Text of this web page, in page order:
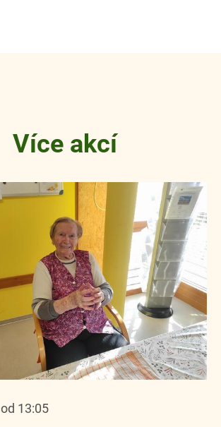
Více akcí
od 13:05